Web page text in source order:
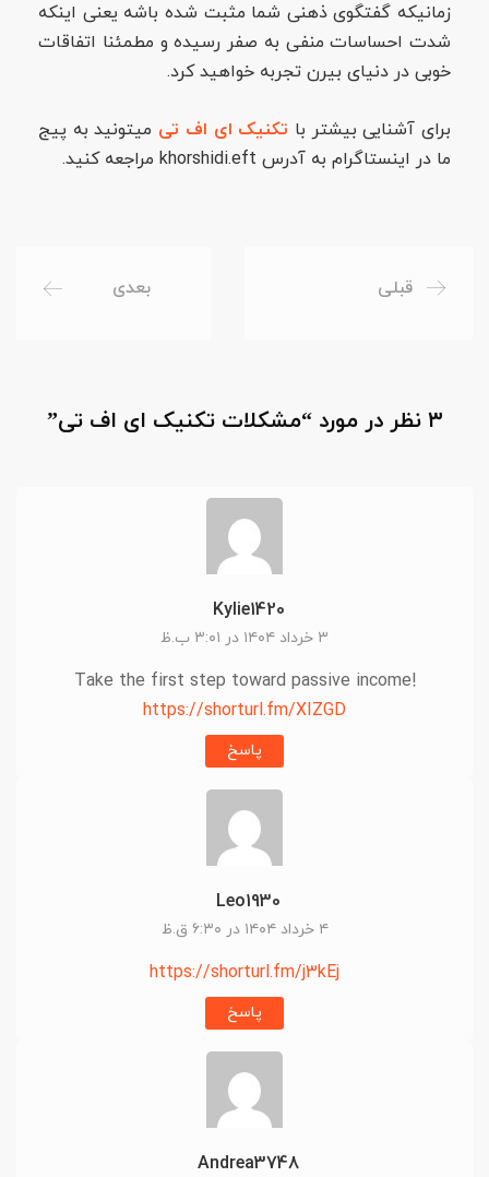
زمانیکه گفتگوی ذهنی شما مثبت شده باشه یعنی اینکه
شدت احساسات منفی به صفر رسیده و مطمئنا اتفاقات
خوبی در دنیای بیرن تجربه خواهید کرد.
برای آشنایی بیشتر با تکنیک ای اف تی میتونید به پیج
ما در اینستاگرام به آدرس khorshidi.eft مراجعه کنید.
قبلی بعدی
۳ نظر در مورد “ مشکلات تکنیک ای اف تی”
Kylie1420
۳ خرداد ۱۴۰۴ در ۳:۰۱ ب.ظ
Take the first step toward passive income!
https://shorturl.fm/XIZGD
پاسخ
Leo1930
۴ خرداد ۱۴۰۴ در ۶:۳۰ ق.ظ
https://shorturl.fm/j3kEj
پاسخ
Andrea3748